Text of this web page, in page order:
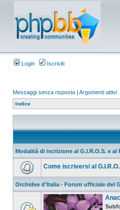
Login Iscriviti
Messaggi senza risposta | Argomenti attivi
Indice
Modalità di iscrizione al G.I.R.O.S. e al
Come iscriversi al
Orchidee d'Italia - Forum ufficiale del